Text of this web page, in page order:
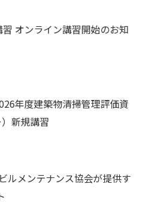
オンライン講習開始のお知
年度建築物清掃管理評価資
新規講習
ルメンテナンス協会が提供す